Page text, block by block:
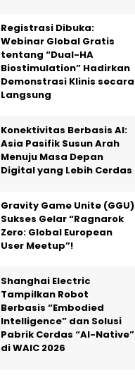
Registrasi Dibuka:
Webinar Global Gratis
tentang “Dual-HA
Biostimulation” Hadirkan
Demonstrasi Klinis secara
Langsung
Konektivitas Berbasis AI:
Asia Pasifik Susun Arah
Menuju Masa Depan
Digital yang Lebih Cerdas
Gravity Game Unite (GGU)
Sukses Gelar “Ragnarok
Zero: Global European
User Meetup”!
Shanghai Electric
Tampilkan Robot
Berbasis “Embodied
Intelligence” dan Solusi
Pabrik Cerdas “AI-Native”
di WAIC 2026